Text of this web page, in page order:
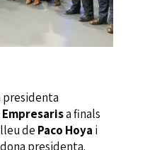
presidenta
a finals
de Paco Hoya i
presidenta.